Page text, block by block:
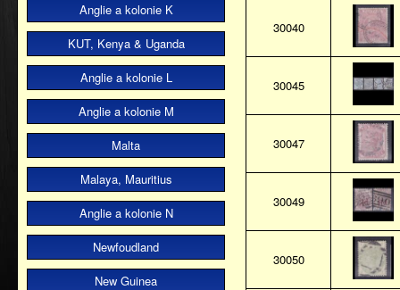
Anglie a kolonie K
KUT, Kenya & Uganda
Anglie a kolonie L
Anglie a kolonie M
Malta
Malaya, Mauritius
Anglie a kolonie N
Newfoudland
New Guinea
30040
30045
30047
30049
30050